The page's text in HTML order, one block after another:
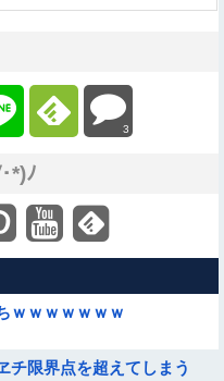
3
*)ﾉ
ｗｗｗｗｗｗｗ
チ限界点を超えてしまう